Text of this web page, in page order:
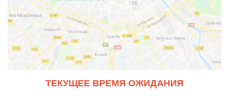
ТЕКУЩЕЕ ВРЕМЯ ОЖИДАНИЯ